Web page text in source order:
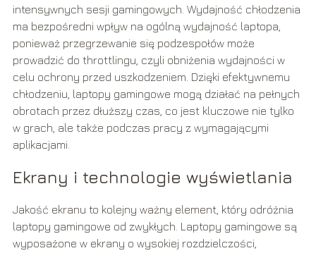
intensywnych sesji gamingowych. Wydajność chłodzenia
ma bezpośredni wpływ na ogólną wydajność laptopa,
ponieważ przegrzewanie się podzespołów może
prowadzić do throttlingu, czyli obniżenia wydajności w
celu ochrony przed uszkodzeniem. Dzięki efektywnemu
chłodzeniu, laptopy gamingowe mogą działać na pełnych
obrotach przez dłuższy czas, co jest kluczowe nie tylko
w grach, ale także podczas pracy z wymagającymi
aplikacjami.
Ekrany i technologie wyświetlania
Jakość ekranu to kolejny ważny element, który odróżnia
laptopy gamingowe od zwykłych. Laptopy gamingowe są
wyposażone w ekrany o wysokiej rozdzielczości,